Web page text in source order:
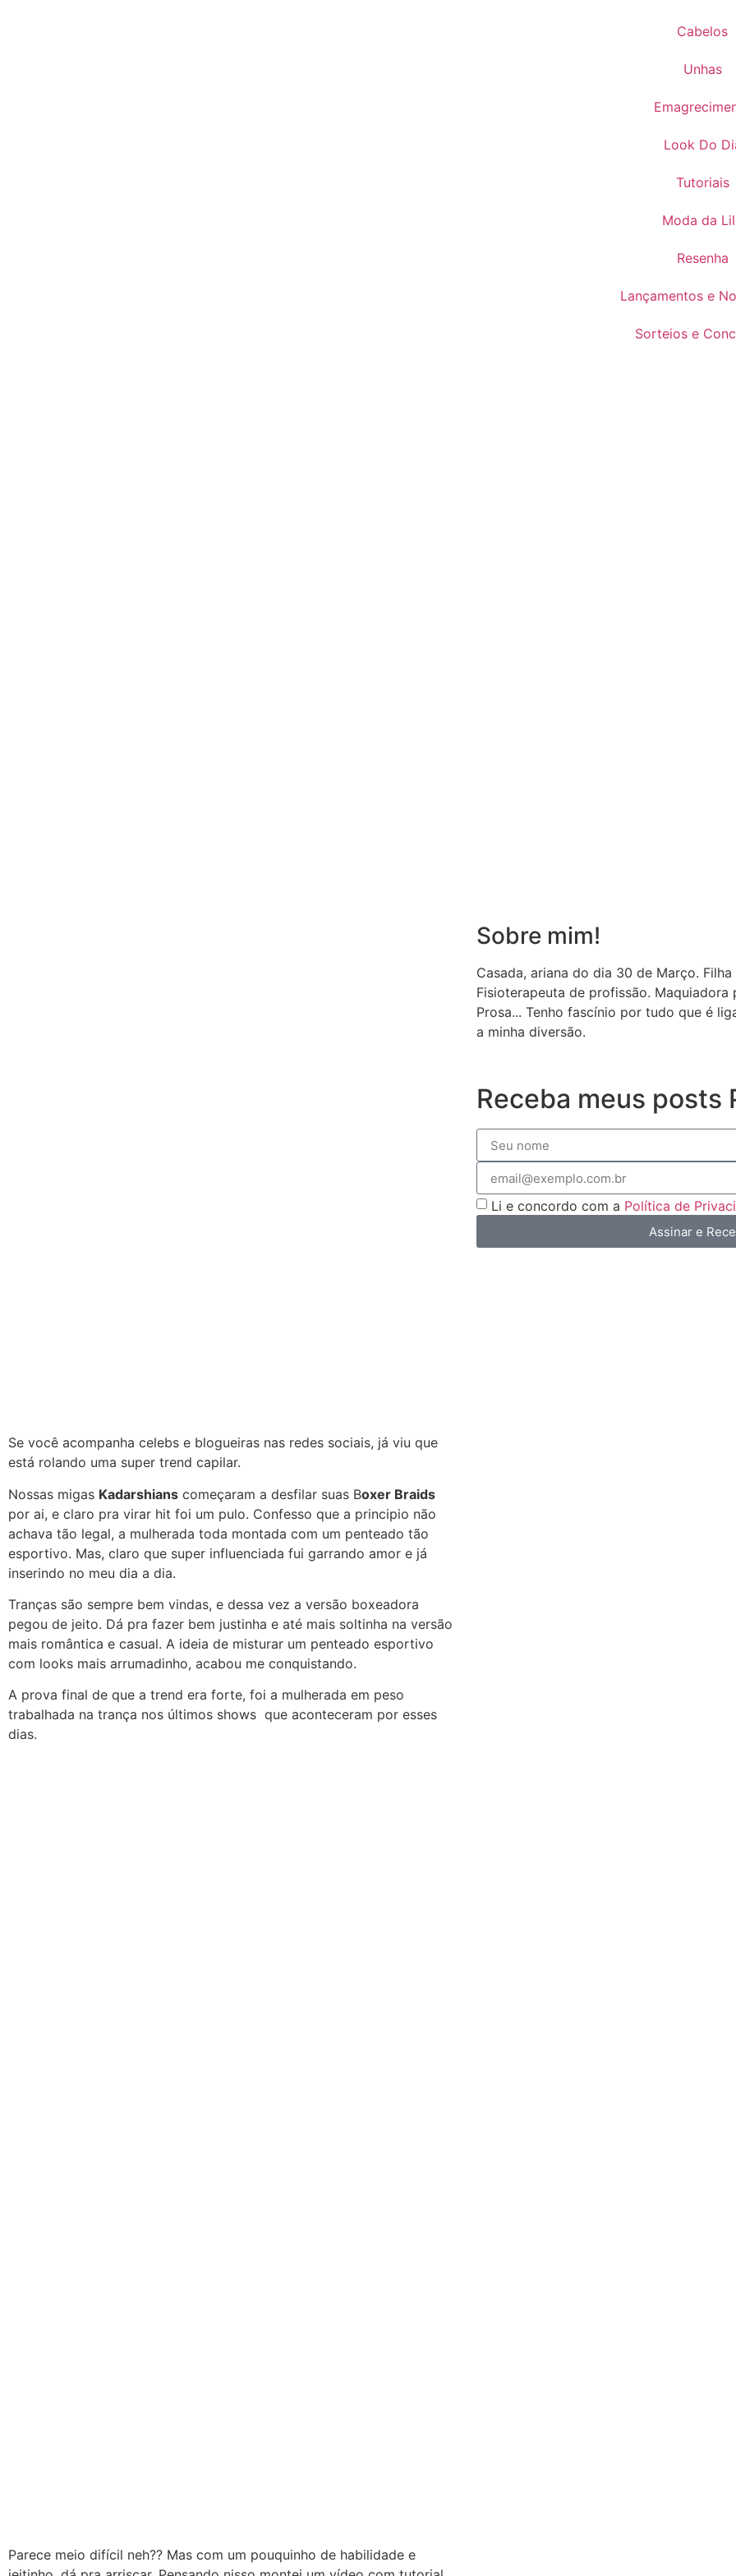
Se você acompanha celebs e blogueiras nas redes sociais, já viu que
está rolando uma super trend capilar.
Nossas migas Kadarshians começaram a desfilar suas Boxer Braids
por ai, e claro pra virar hit foi um pulo. Confesso que a principio não
achava tão legal, a mulherada toda montada com um penteado tão
esportivo. Mas, claro que super influenciada fui garrando amor e já
inserindo no meu dia a dia.
Tranças são sempre bem vindas, e dessa vez a versão boxeadora
pegou de jeito. Dá pra fazer bem justinha e até mais soltinha na versão
mais romântica e casual. A ideia de misturar um penteado esportivo
com looks mais arrumadinho, acabou me conquistando.
A prova final de que a trend era forte, foi a mulherada em peso
trabalhada na trança nos últimos shows que aconteceram por esses
dias.
Parece meio difícil neh?? Mas com um pouquinho de habilidade e
Cabelos
Unhas
Look Do
Tutoriais
Moda da
Resenha
Lançamentos e
Sorteios e
Sobre mim!
Casada, ariana do dia 30 de Março.
Fisioterapeuta de profissão. Maquiadora
Prosa... Tenho fascínio por tudo que é
a minha diversão.
Receba meus posts
Li e concordo com a Política de
Assinar e